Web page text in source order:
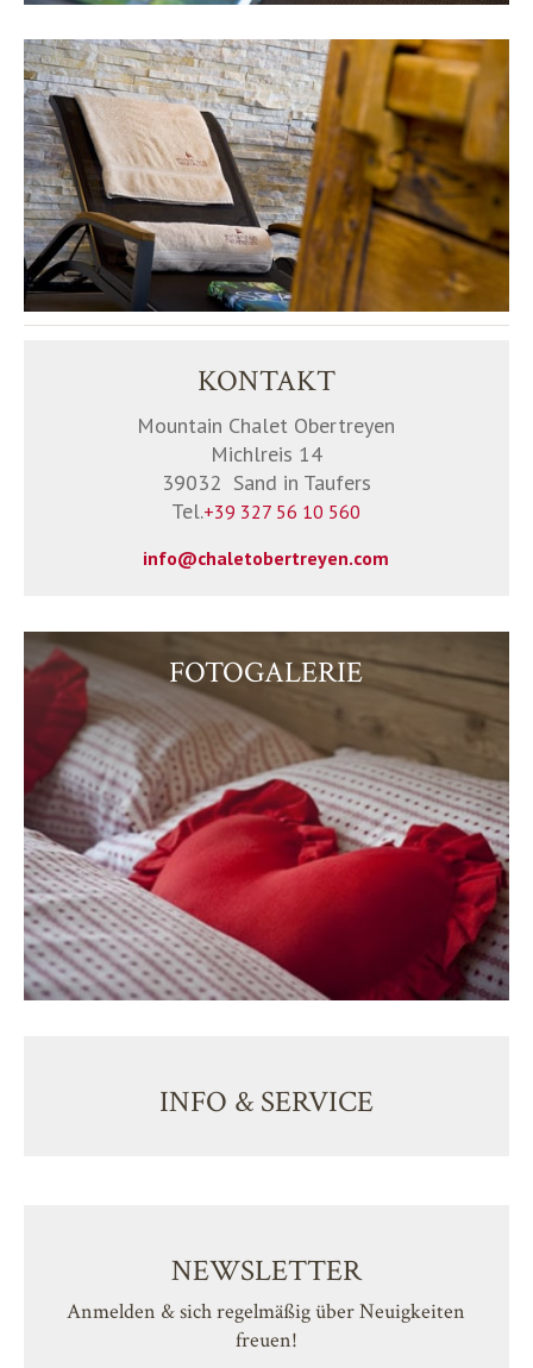
KONTAKT
Mountain Chalet Obertreyen
Michlreis 14
39032 Sand in Taufers
Tel.+39 327 56 10 560
info@chaletobertreyen.com
FOTOGALERIE
INFO & SERVICE
NEWSLETTER
Anmelden & sich regelmäßig über Neuigkeiten
freuen!